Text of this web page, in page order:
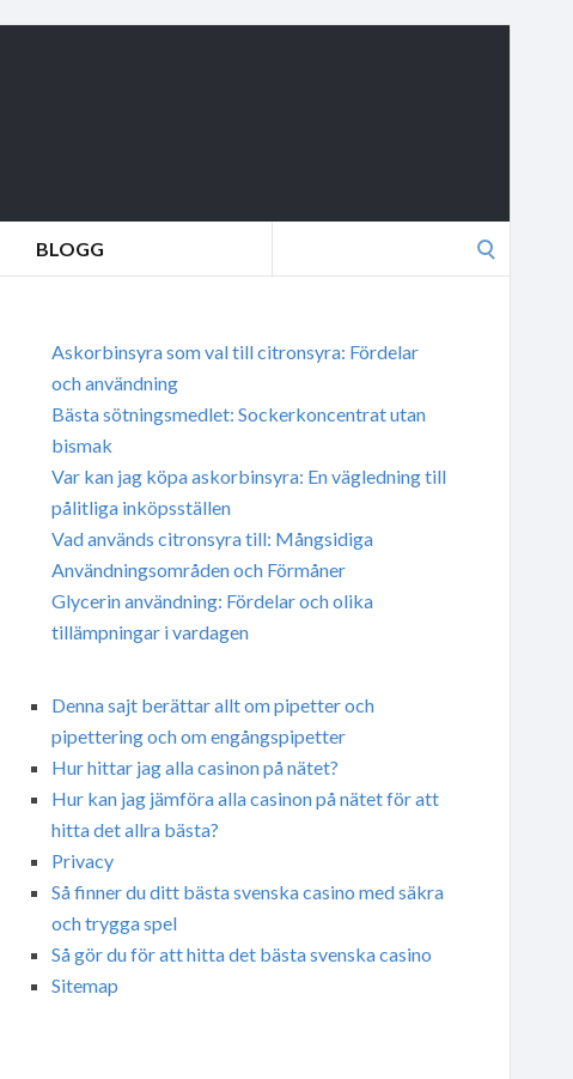
BLOGG
Askorbinsyra som val till citronsyra: Fördelar
och användning
Bästa sötningsmedlet: Sockerkoncentrat utan
bismak
Var kan jag köpa askorbinsyra: En vägledning till
pålitliga inköpsställen
Vad används citronsyra till: Mångsidiga
Användningsområden och Förmåner
Glycerin användning: Fördelar och olika
tillämpningar i vardagen
Denna sajt berättar allt om pipetter och
pipettering och om engångspipetter
Hur hittar jag alla casinon på nätet?
Hur kan jag jämföra alla casinon på nätet för att
hitta det allra bästa?
Privacy
Så finner du ditt bästa svenska casino med säkra
och trygga spel
Så gör du för att hitta det bästa svenska casino
Sitemap